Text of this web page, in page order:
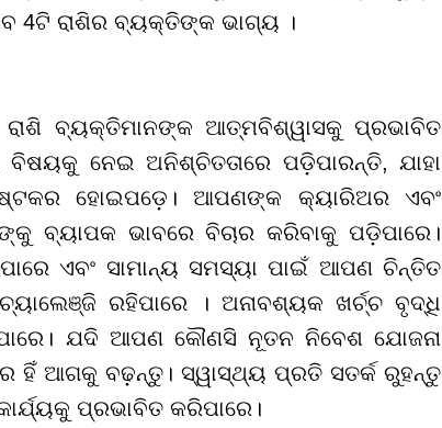
4ଟି ରାଶିର ବ୍ୟକ୍ତିଙ୍କ ଭାଗ୍ୟ ।
ବ୍ୟକ୍ତିମାନଙ୍କ ଆତ୍ମବିଶ୍ୱାସକୁ ପ୍ରଭାବିତ
ନେଇ ଅନିଶ୍ଚିତତାରେ ପଡ଼ିପାରନ୍ତି, ଯାହା
ହୋଇପଡ଼େ। ଆପଣଙ୍କ କ୍ୟାରିଅର ଏବଂ
ବ୍ୟାପକ ଭାବରେ ବିଚାର କରିବାକୁ ପଡ଼ିପାରେ।
ଏବଂ ସାମାନ୍ୟ ସମସ୍ୟା ପାଇଁ ଆପଣ ଚିନ୍ତିତ
ରହିପାରେ । ଅନାବଶ୍ୟକ ଖର୍ଚ୍ଚ ବୃଦ୍ଧି
ଯଦି ଆପଣ କୌଣସି ନୂତନ ନିବେଶ ଯୋଜନା
ହିଁ ଆଗକୁ ବଢ଼ନ୍ତୁ। ସ୍ୱାସ୍ଥ୍ୟ ପ୍ରତି ସତର୍କ ରୁହନ୍ତୁ
ପ୍ରଭାବିତ କରିପାରେ।